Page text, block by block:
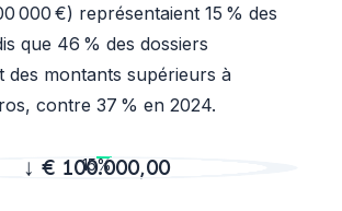
000 €) représentaient 15 % des
que 46 % des dossiers
des montants supérieurs à
contre 37 % en 2024.
↓ € 100.000,00
15%